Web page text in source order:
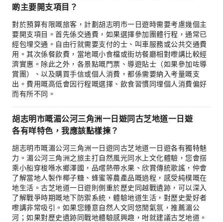
啲主要開支項目？
對於預算有限嘅旅客，計劃胡志明市一日遊時需要考慮幾個主
要開支項目。首先係交通費，如果選擇參加團體行程，通常已
經包埋交通。自由行就需要支付的士、叫車服務或公共交通費
用。其次係餐飲費，當地嘅小食檔或街坊餐廳相對嚟講比較經
濟實惠。除此之外，各景點嘅門票、導遊貼士（如果參加咗導
賞團）、以及購買手信或個人消費，都係需要納入考量嘅支
出。費用嘅高低會因行程嘅選擇、飲食習慣同埋個人消費偏好
而有所不同。
胡志明市嘅湄公河三角洲一日遊同古芝地道一日遊
各有咩特色，我應該點樣揀？
胡志明市嘅湄公河三角洲一日遊同古芝地道一日遊各有獨特魅
力。湄公河三角洲之旅主打自然風光同水上文化體驗，您會搭
乘小船穿梭喺水鄉澤國，品嚐熱帶水果、欣賞傳統歌謠，仲會
了解當地人製作椰子糖、蜂蜜等農產品嘅過程，感受純樸嘅在
地生活。古芝地道一日遊則側重於歷史同越戰遺跡，可以深入
了解戰爭時期嘅地下防禦系統，體驗地道生活，對歷史愛好者
嚟講非常吸引。如果您鍾意自然人文同悠閒氣氛，推薦湄公
河；如果對歷史遺跡同戰地體驗感興趣，咁就建議古芝地道。